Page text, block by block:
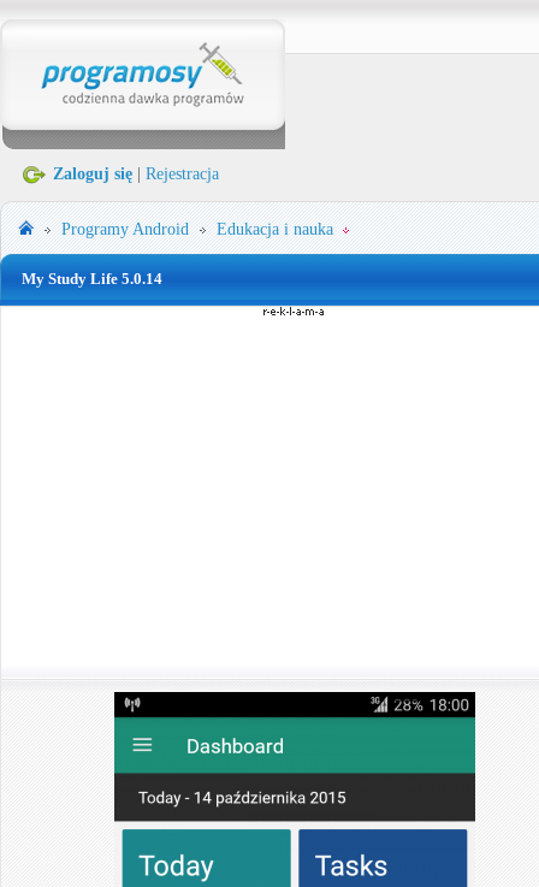
Zaloguj się Rejestracja
ProgramyAndroid Edukacja i nauka
My Study Life 5.0.14